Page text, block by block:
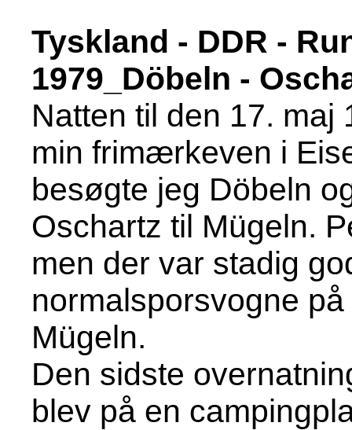
Tyskland - DDR -
1979_Döbeln -
Natten til den 17. maj
min frimærkeven i
besøgte jeg Döbeln
Oschartz til Mügeln.
men der var stadig
normalsporsvogne
Mügeln.
Den sidste
blev på en